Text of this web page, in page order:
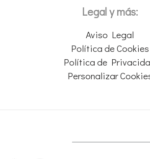
Legal y más:
Aviso Legal
Política de Cookies
Política de
Personalizar